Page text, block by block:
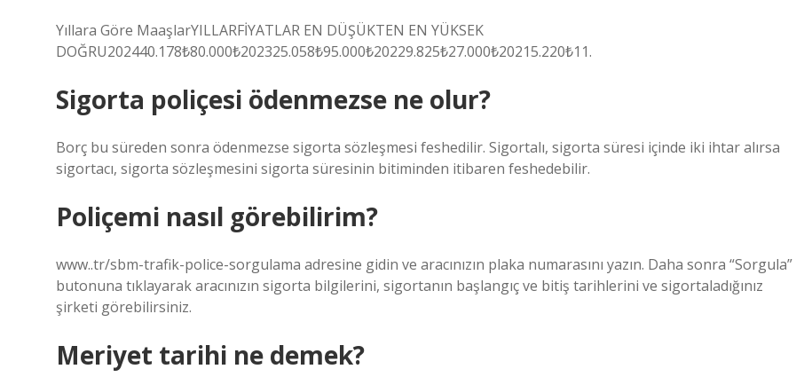
Yıllara Göre MaaşlarYILLARFİYATLAR EN DÜŞÜKTEN EN YÜKSEK
DOĞRU202440.178₺80.000₺202325.058₺95.000₺20229.825₺27.000₺20215.220₺11.
Sigorta poliçesi ödenmezse ne olur?
Borç bu süreden sonra ödenmezse sigorta sözleşmesi feshedilir. Sigortalı, sigorta süresi içinde iki ihtar alırsa
sigortacı, sigorta sözleşmesini sigorta süresinin bitiminden itibaren feshedebilir.
Poliçemi nasıl görebilirim?
www..tr/sbm-trafik-police-sorgulama adresine gidin ve aracınızın plaka numarasını yazın. Daha sonra “Sorgula”
butonuna tıklayarak aracınızın sigorta bilgilerini, sigortanın başlangıç ​​ve bitiş tarihlerini ve sigortaladığınız
şirketi görebilirsiniz.
Meriyet tarihi ne demek?